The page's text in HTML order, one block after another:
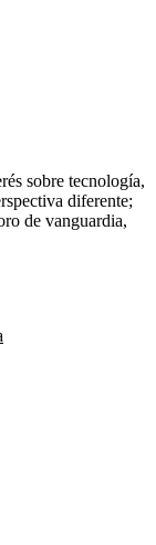
sobre tecnología,
diferente;
de vanguardia,